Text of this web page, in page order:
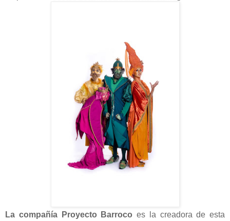
La compañía Proyecto Barroco es la creadora de esta